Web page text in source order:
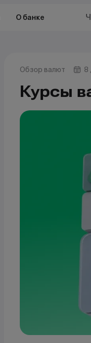
О банке
Обзор валют 8
Курсы